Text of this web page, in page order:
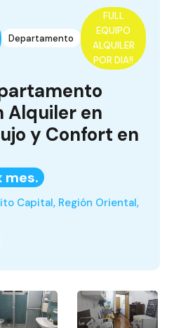
Departamento
FULL
EQUIPO
ALQUILER
POR DIA!!
Alquiler en
y Confort en
mes.
Capital, Región Oriental,